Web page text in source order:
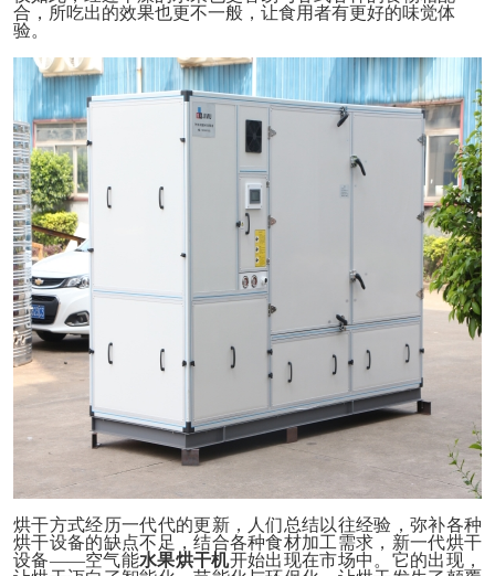
合，所吃出的效果也更不一般，让食用者有更好的味觉体
验。
烘干方式经历一代代的更新，人们总结以往经验，弥补各种
烘干设备的缺点不足，结合各种食材加工需求，新一代烘干
设备——空气能水果烘干机开始出现在市场中。它的出现，